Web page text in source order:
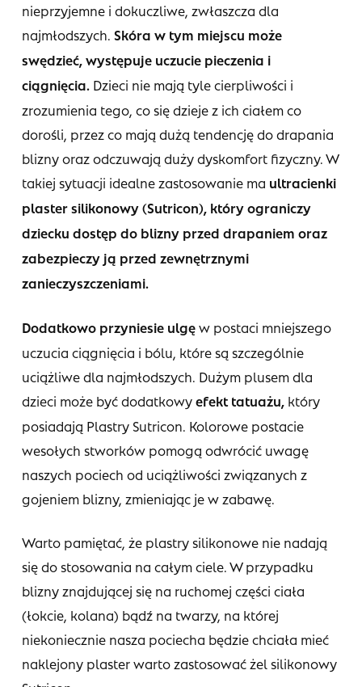
nieprzyjemne i dokuczliwe, zwłaszcza dla
najmłodszych. Skóra w tym miejscu może
swędzieć, występuje uczucie pieczenia i
ciągnięcia.Dzieci nie mają tyle cierpliwości i
zrozumienia tego, co się dzieje z ich ciałem co
dorośli, przez co mają dużą tendencję do drapania
blizny oraz odczuwają duży dyskomfort fizyczny. W
takiej sytuacji idealne zastosowanie ma ultracienki
plaster silikonowy (Sutricon), który ograniczy
dziecku dostęp do blizny przed drapaniem oraz
zabezpieczy ją przed zewnętrznymi
zanieczyszczeniami.
Dodatkowo przyniesie ulgęw postaci mniejszego
uczucia ciągnięcia i bólu, które są szczególnie
uciążliwe dla najmłodszych. Dużym plusem dla
dzieci może być dodatkowy efekt tatuażu,który
posiadają Plastry Sutricon. Kolorowe postacie
wesołych stworków pomogą odwrócić uwagę
naszych pociech od uciążliwości związanych z
gojeniem blizny, zmieniając je w zabawę.
Warto pamiętać, że plastry silikonowe nie nadają
się do stosowania na całym ciele. W przypadku
blizny znajdującej się na ruchomej części ciała
(łokcie, kolana) bądź na twarzy, na której
niekoniecznie nasza pociecha będzie chciała mieć
naklejony plaster warto zastosować żel silikonowy